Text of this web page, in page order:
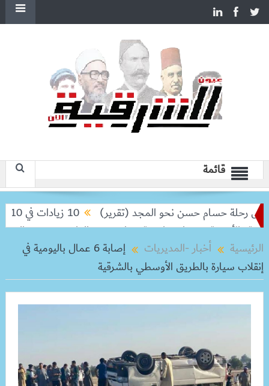
قائمة
رحلة حسام حسن نحو المجد (تقرير)
10 زيادات في 10 سنوات.. هل حان الوقت لرفع دعم البنزين نهائيا؟
وحفاوة واسعة بغراب وعبد الدايم
وزير الخارجية
الرئيسية
أخبار -المديريات
إصابة 6 عمال باليومية في
إنقلاب سيارة بالطريق الأوسطي بالشرقية